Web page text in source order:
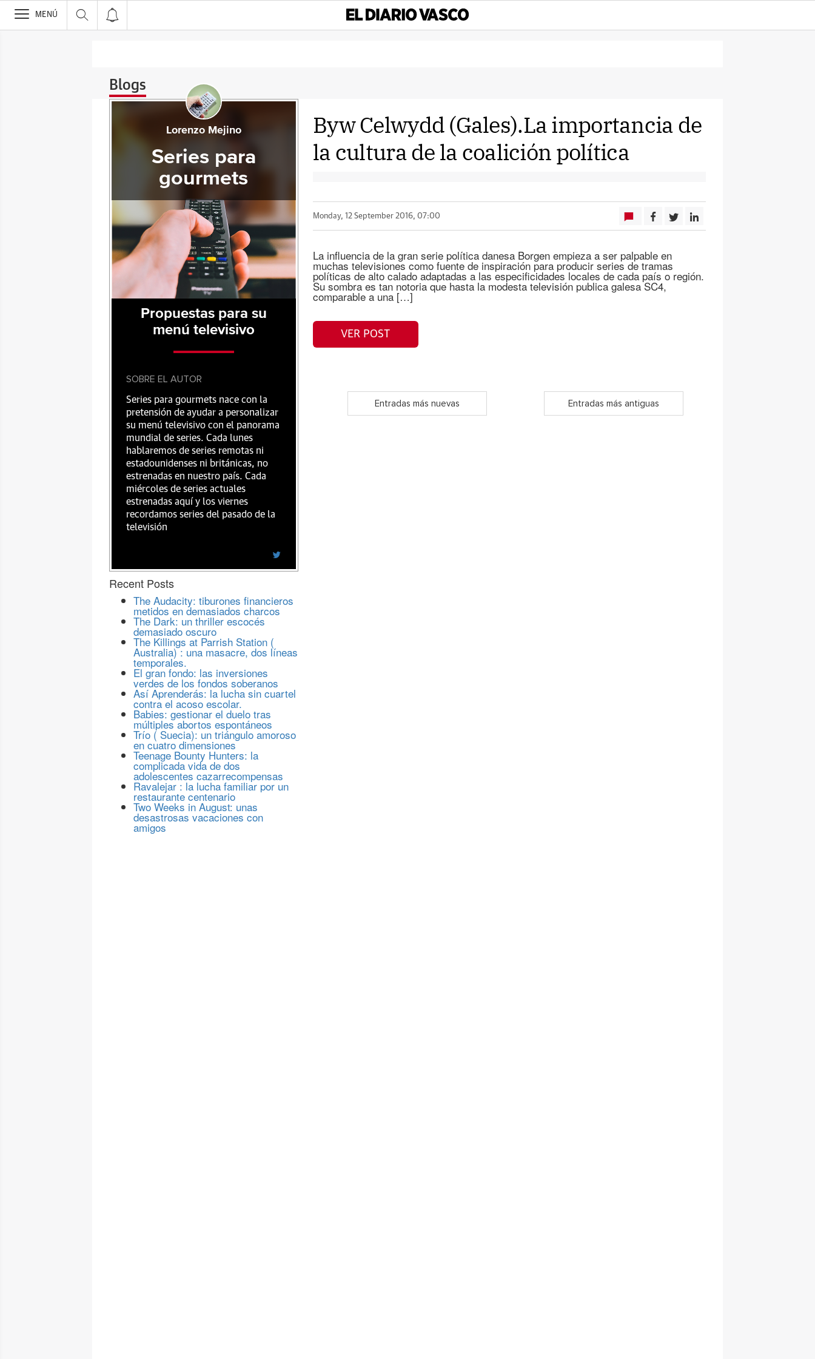
>
MENÚ
Blogs
Byw Celwydd (Gales).La importancia de
la cultura de la coalición política
Monday, 12 September 2016, 07:00
La influencia de la gran serie política danesa Borgen empieza a ser palpable en
muchas televisiones como fuente de inspiración para producir series de tramas
políticas de alto calado adaptadas a las especificidades locales de cada país o región.
Su sombra es tan notoria que hasta la modesta televisión publica galesa SC4,
comparable a una […]
VER POST
Entradas más nuevas Entradas más antiguas
Lorenzo Mejino
Series para
gourmets
Propuestas para su
menú televisivo
SOBRE EL AUTOR
Series para gourmets nace con la
pretensión de ayudar a personalizar
su menú televisivo con el panorama
mundial de series. Cada lunes
hablaremos de series remotas ni
estadounidenses ni británicas, no
estrenadas en nuestro país. Cada
miércoles de series actuales
estrenadas aquí y los viernes
recordamos series del pasado de la
televisión
Recent Posts
The Audacity: tiburones financieros
metidos en demasiados charcos
The Dark: un thriller escocés
demasiado oscuro
The Killings at Parrish Station (
Australia) : una masacre, dos líneas
temporales.
El gran fondo: las inversiones
verdes de los fondos soberanos
Así Aprenderás: la lucha sin cuartel
contra el acoso escolar.
Babies: gestionar el duelo tras
múltiples abortos espontáneos
Trío ( Suecia): un triángulo amoroso
en cuatro dimensiones
Teenage Bounty Hunters: la
complicada vida de dos
adolescentes cazarrecompensas
Ravalejar : la lucha familiar por un
restaurante centenario
Two Weeks in August: unas
desastrosas vacaciones con
amigos